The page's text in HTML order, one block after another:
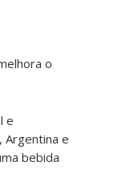
o
e
Argentina e
bebida